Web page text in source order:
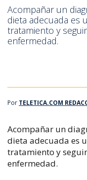
Acompañar un
dieta adecuada es
tratamiento y
enfermedad.
Por TELETICA.COM
Acompañar un
dieta adecuada es
tratamiento y
enfermedad.